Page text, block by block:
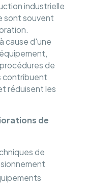
industrielle
sont souvent
cause d'une
de
contribuent
réduisent les
de
de